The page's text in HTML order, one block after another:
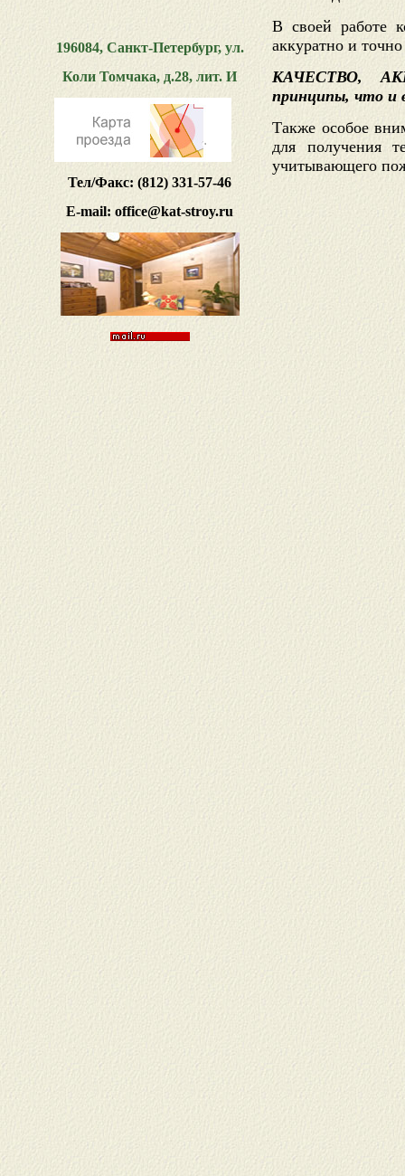
196084, Санкт-Петербург, ул.
Коли Томчака, д.28, лит. И
Тел/Факс: (812) 331-57-46
Е-mail: office@kat-stroy.ru
В своей работе
аккуратно и
КАЧЕСТВО,
принципы, что и
Также особое
для получения
учитывающего